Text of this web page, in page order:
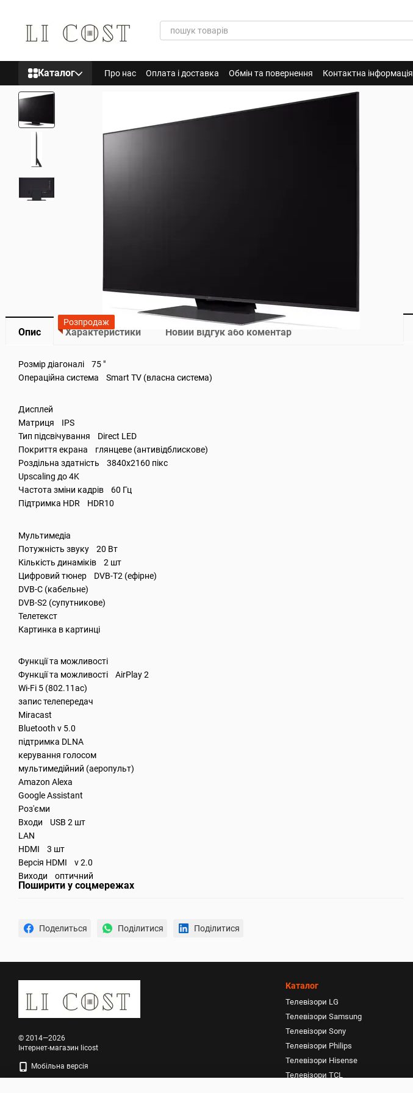
Каталог Про нас Оплата і доставка Обмін та повернення Контактна інформація
Розпродаж
Опис Характеристики Новий відгук або коментар
Розмір діагоналі 75 "
Операційна система Smart TV (власна система)
Дисплей
Матриця IPS
Тип підсвічування Direct LED
Покриття екрана глянцеве (антивідблискове)
Роздільна здатність 3840x2160 пікс
Upscaling до 4K
Частота зміни кадрів 60 Гц
Підтримка HDR HDR10
Мультимедіа
Потужність звуку 20 Вт
Кількість динаміків 2 шт
Цифровий тюнер DVB-T2 (ефірне)
DVB-C (кабельне)
DVB-S2 (супутникове)
Телетекст
Картинка в картинці
Функції та можливості
Функції та можливості AirPlay 2
Wi-Fi 5 (802.11ac)
запис телепередач
Miracast
Bluetooth v 5.0
підтримка DLNA
керування голосом
мультимедійний (аеропульт)
Amazon Alexa
Google Assistant
Роз'єми
Входи USB 2 шт
LAN
HDMI 3 шт
Версія HDMI v 2.0
Виходи оптичний
Поширити у соцмережах
Поделиться Поділитися Поділитися
© 2014—2026
Інтернет-магазин licost
Мобільна версія
Каталог
Телевізори LG
Телевізори Samsung
Телевізори Sony
Телевізори Philips
Телевізори Hisense
Телевізори TCL